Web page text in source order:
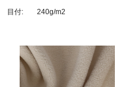
目付: 240g/m2